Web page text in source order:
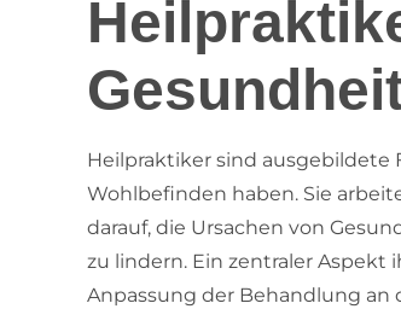
Heilpraktiker sind ausgebildete
Wohlbefinden haben. Sie
darauf, die Ursachen von
zu lindern. Ein zentraler
Anpassung der Behandlung an